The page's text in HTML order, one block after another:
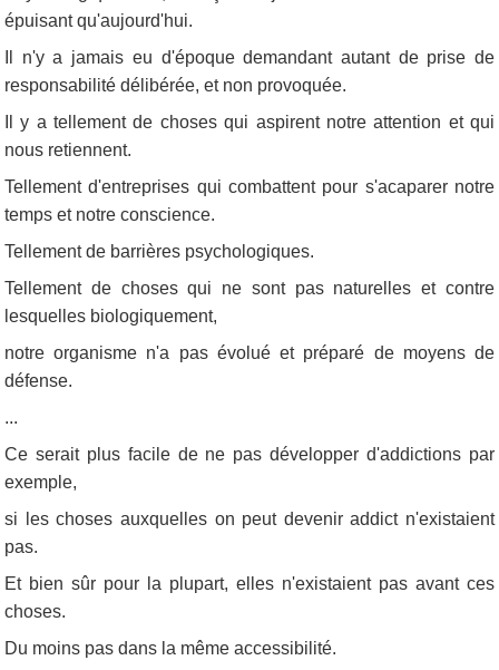
épuisant qu'aujourd'hui.
Il n'y a jamais eu d'époque demandant autant de prise de
responsabilité délibérée, et non provoquée.
Il y a tellement de choses qui aspirent notre attention et qui
nous retiennent.
Tellement d'entreprises qui combattent pour s'acaparer notre
temps et notre conscience.
Tellement de barrières psychologiques.
Tellement de choses qui ne sont pas naturelles et contre
lesquelles biologiquement,
notre organisme n'a pas évolué et préparé de moyens de
défense.
...
Ce serait plus facile de ne pas développer d'addictions par
exemple,
si les choses auxquelles on peut devenir addict n'existaient
pas.
Et bien sûr pour la plupart, elles n'existaient pas avant ces
choses.
Du moins pas dans la même accessibilité.